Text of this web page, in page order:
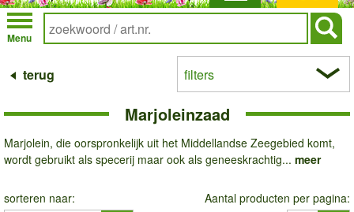
Inloggen
Menu
terug filters
Marjoleinzaad
Marjolein, die oorspronkelijk uit het Middellandse Zeegebied komt,
wordt gebruikt als specerij maar ook als geneeskrachtig... meer
sorteren naar: Aantal producten per pagina: